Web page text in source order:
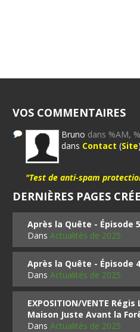
VOS COMMENTAIRES
Bruno dans %AM,
dans Contact (Site)
"Test de anti-spam
DERNIÈRES PAGES
Après la Quête - Épisode 5
DansActualités de 2025
Après la Quête - Épisode
DansActualités de 2025
EXPOSITION/VENTE
Maison Juste Avant la
DansActualités de 2025